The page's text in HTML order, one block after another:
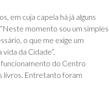
em cuja capela há já alguns
momento sou um simples
o que me exige um
da Cidade”.
funcionamento do Centro
livros. Entretanto foram